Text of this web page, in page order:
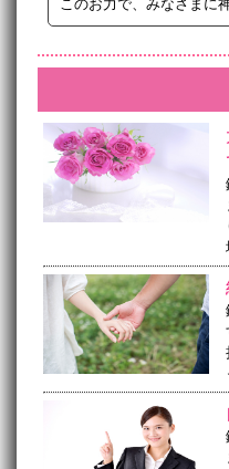
このお力で、みなさまに